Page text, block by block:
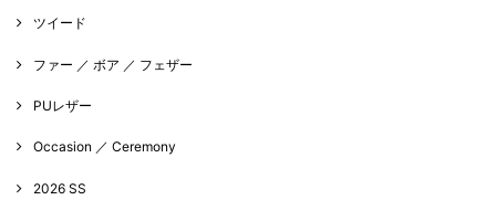
ツイード
ファー ／ ボア ／ フェザー
PUレザー
Occasion ／ Ceremony
2026 SS